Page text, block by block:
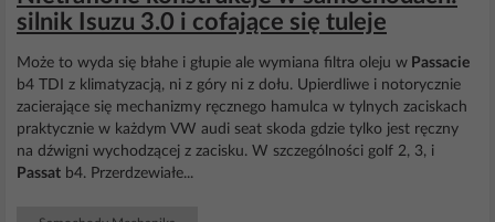
silnik Isuzu 3.0 i cofające się tuleje
Może to wyda się błahe i głupie ale wymiana filtra oleju w Passacie
b4 TDI z klimatyzacją, ni z góry ni z dołu. Upierdliwe i notorycznie
zacierające się mechanizmy ręcznego hamulca w tylnych zaciskach
praktycznie w każdym VW audi seat skoda gdzie tylko jest ręczny
na dźwigni wychodzącej z zacisku. W szczególności golf 2, 3, i
Passat b4. Przerdzewiałe...